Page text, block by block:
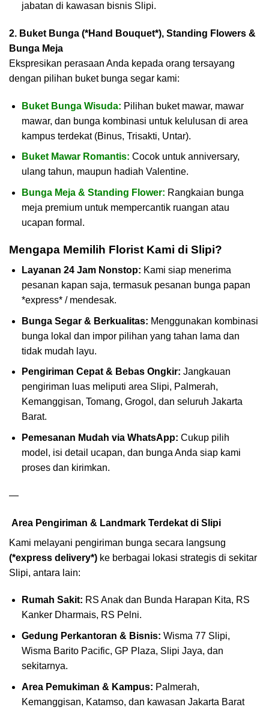
jabatan di kawasan bisnis Slipi.
2. Buket Bunga (*Hand Bouquet*), Standing Flowers &
Bunga Meja
Ekspresikan perasaan Anda kepada orang tersayang
dengan pilihan buket bunga segar kami:
Buket Bunga Wisuda: Pilihan buket mawar, mawar
mawar, dan bunga kombinasi untuk kelulusan di area
kampus terdekat (Binus, Trisakti, Untar).
Buket Mawar Romantis: Cocok untuk anniversary,
ulang tahun, maupun hadiah Valentine.
Bunga Meja & Standing Flower: Rangkaian bunga
meja premium untuk mempercantik ruangan atau
ucapan formal.
Mengapa Memilih Florist Kami di Slipi?
Layanan 24 Jam Nonstop: Kami siap menerima
pesanan kapan saja, termasuk pesanan bunga papan
*express* / mendesak.
Bunga Segar & Berkualitas: Menggunakan kombinasi
bunga lokal dan impor pilihan yang tahan lama dan
tidak mudah layu.
Pengiriman Cepat & Bebas Ongkir: Jangkauan
pengiriman luas meliputi area Slipi, Palmerah,
Kemanggisan, Tomang, Grogol, dan seluruh Jakarta
Barat.
Pemesanan Mudah via WhatsApp: Cukup pilih
model, isi detail ucapan, dan bunga Anda siap kami
proses dan kirimkan.
—
Area Pengiriman & Landmark Terdekat di Slipi
Kami melayani pengiriman bunga secara langsung
(*express delivery*) ke berbagai lokasi strategis di sekitar
Slipi, antara lain:
Rumah Sakit: RS Anak dan Bunda Harapan Kita, RS
Kanker Dharmais, RS Pelni.
Gedung Perkantoran & Bisnis: Wisma 77 Slipi,
Wisma Barito Pacific, GP Plaza, Slipi Jaya, dan
sekitarnya.
Area Pemukiman & Kampus: Palmerah,
Kemanggisan, Katamso, dan kawasan Jakarta Barat